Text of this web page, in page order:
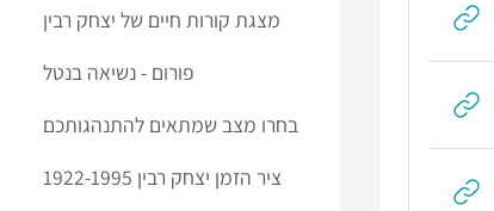
מצגת קורות חיים של יצחק רבין
פורום - נשיאה בנטל
בחרו מצב שמתאים להתנהגותכם
ציר הזמן יצחק רבין 1922-1995